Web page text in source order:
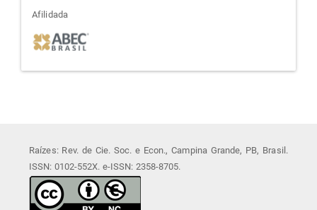
afiliada
Afilidada
Raízes: Rev. de Cie. Soc. e Econ., Campina Grande, PB, Brasil.
ISSN: 0102-552X. e-ISSN: 2358-8705.